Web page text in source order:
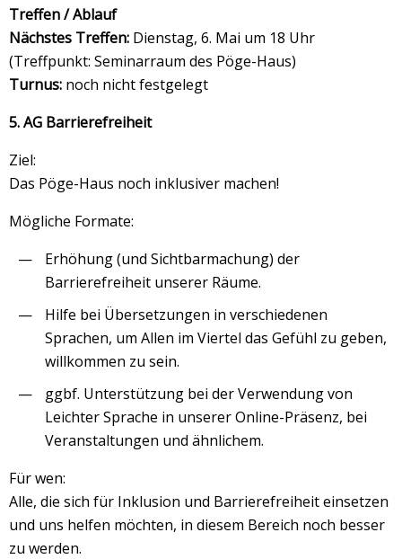
Treffen / Ablauf
Nächstes Treffen: Dienstag, 6. Mai um 18 Uhr
(Treffpunkt: Seminarraum des Pöge-Haus)
Turnus: noch nicht festgelegt
5. AG Barrierefreiheit
Ziel:
Das Pöge-Haus noch inklusiver machen!
Mögliche Formate:
Erhöhung (und Sichtbarmachung) der
Barrierefreiheit unserer Räume.
Hilfe bei Übersetzungen in verschiedenen
Sprachen, um Allen im Viertel das Gefühl zu geben,
willkommen zu sein.
ggbf. Unterstützung bei der Verwendung von
Leichter Sprache in unserer Online-Präsenz, bei
Veranstaltungen und ähnlichem.
Für wen:
Alle, die sich für Inklusion und Barrierefreiheit einsetzen
und uns helfen möchten, in diesem Bereich noch besser
zu werden.